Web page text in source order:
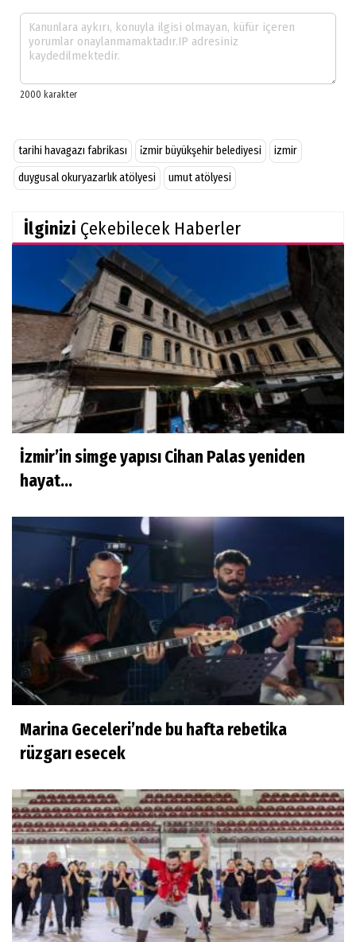
tarihi havagazı fabrikası i̇zmir büyükşehir belediyesi
izmir
duygusal okuryazarlık atölyesi
umut atölyesi
İlginizi Çekebilecek Haberler
İzmir’in simge yapısı Cihan Palas yeniden
hayat...
Marina Geceleri’nde bu hafta rebetika
rüzgarı esecek